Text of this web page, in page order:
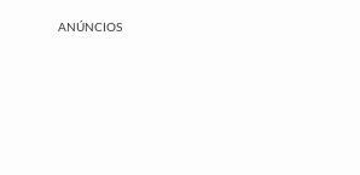
ANÚNCIOS